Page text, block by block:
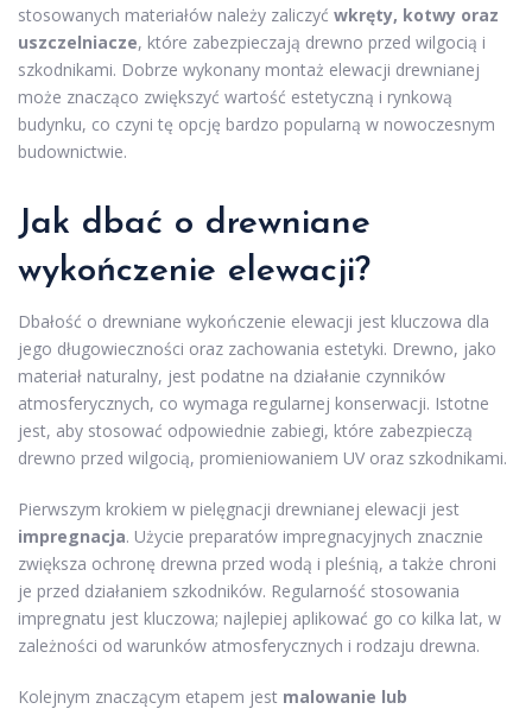
stosowanych materiałów należy zaliczyć wkręty, kotwy oraz
uszczelniacze, które zabezpieczają drewno przed wilgocią i
szkodnikami. Dobrze wykonany montaż elewacji drewnianej
może znacząco zwiększyć wartość estetyczną i rynkową
budynku, co czyni tę opcję bardzo popularną w nowoczesnym
budownictwie.
Jak dbać o drewniane
wykończenie elewacji?
Dbałość o drewniane wykończenie elewacji jest kluczowa dla
jego długowieczności oraz zachowania estetyki. Drewno, jako
materiał naturalny, jest podatne na działanie czynników
atmosferycznych, co wymaga regularnej konserwacji. Istotne
jest, aby stosować odpowiednie zabiegi, które zabezpieczą
drewno przed wilgocią, promieniowaniem UV oraz szkodnikami.
Pierwszym krokiem w pielęgnacji drewnianej elewacji jest
impregnacja. Użycie preparatów impregnacyjnych znacznie
zwiększa ochronę drewna przed wodą i pleśnią, a także chroni
je przed działaniem szkodników. Regularność stosowania
impregnatu jest kluczowa; najlepiej aplikować go co kilka lat, w
zależności od warunków atmosferycznych i rodzaju drewna.
Kolejnym znaczącym etapem jest malowanie lub